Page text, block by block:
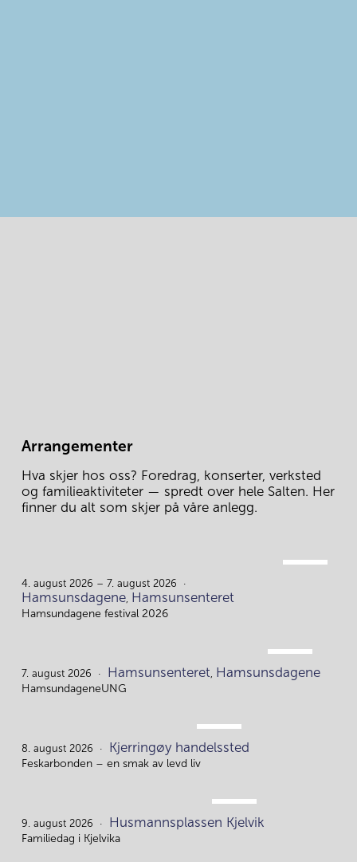
Arrangementer
Hva skjer hos oss? Foredrag, konserter, verksted
og familieaktiviteter — spredt over hele Salten. Her
finner du alt som skjer på våre anlegg.
4. august 2026 – 7. august 2026
Hamsunsdagene, Hamsunsenteret
Hamsundagene festival 2026
7.
7. august 2026 Hamsunsenteret, Hamsunsdagene
HamsundageneUNG
8.
8. august 2026 Kjerringøy handelssted
Feskarbonden – en smak av levd liv
9.
9. august 2026 Husmannsplassen Kjelvik
Familiedag i Kjelvika